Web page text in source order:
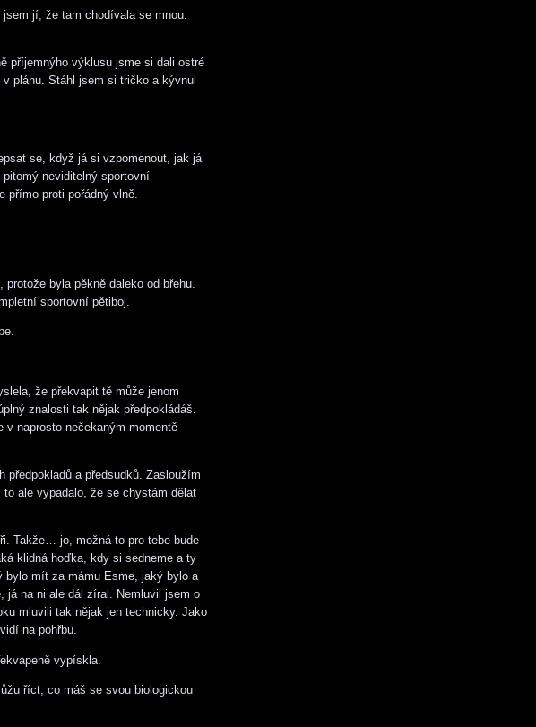
jí, že tam chodívala se mnou.
příjemnýho výklusu jsme si dali ostré
plánu. Stáhl jsem si tričko a kývnul
se, když já si vzpomenout, jak já
neviditelný sportovní
přímo proti pořádný vlně.
protože byla pěkně daleko od břehu.
sportovní pětiboj.
že překvapit tě může jenom
znalosti tak nějak předpokládáš.
v naprosto nečekaným momentě
předpokladů a předsudků. Zasloužím
ale vypadalo, že se chystám dělat
Takže… jo, možná to pro tebe bude
klidná hoďka, kdy si sedneme a ty
mít za mámu Esme, jaký bylo a
na ni ale dál zíral. Nemluvil jsem o
mluvili tak nějak jen technicky. Jako
na pohřbu.
vypískla.
říct, co máš se svou biologickou